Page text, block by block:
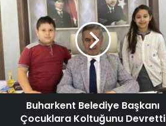
Buharkent Belediye Başkanı
Çocuklara Koltuğunu Devretti